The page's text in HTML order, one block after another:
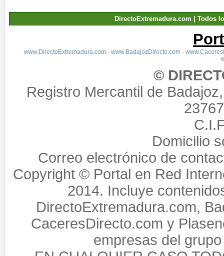
DirectoExtremadura.com | Todos
www.DirectoExtremadura.com- www.BadajozDirecto.com-
©
Registro Mercantil de
Domicilio
Correo electrónico de
Copyright © Portal en Red
2014. Incluye
DirectoExtremadura.com,
CaceresDirecto.com y
empresas del